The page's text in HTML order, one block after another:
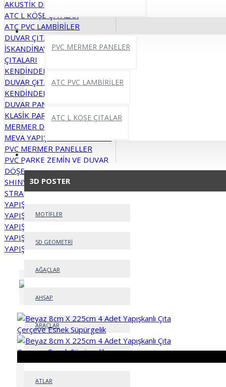
PVC MERMER LEVHALAR
PVC MERMER PANELER
ATC PVC LAMBİRİLER
ATC L KÖŞE ÇITALAR
3D POSTER
3D POSTER
MOTİFLER
5D GEOMETRİ
AĞAÇLAR
AHŞAP
ARAÇLAR
ASLANLAR
ATLAR
AKUSTİK DUVAR PANELLERİ
ATC L KÖŞE ÇITALAR
ATC PVC LAMBİRİLER
DUVAR ÇITALARI
İSKANDİNAV DUVAR PANELİ VE
ÇITALARI
KENDİNDEN YAPIŞKANLI
DUVAR ÇITALARI
KENDİNDEN YAPIŞKANLI
DUVAR PANELLERİ
KLASİK PARKE MODELLER
MERMER DESENLİ PARKELER
MEVA YAPIŞKANLI MODELLER
PVC MERMER PANELLER
PVC PARKE ZEMİN VE DUVAR
DÖŞEME
SHINY MERMER PANEL
STRAFOR DUVAR PANELLERİ
YAPIŞKANLI DUVAR PANELLERİ
YAPIŞKANLI EPOKSİ PANELLER
YAPIŞKANLI FOLYO KAPLAMA
YAPIŞKANLI FOLYOLAR
YAPIŞKANLI RULOLAR